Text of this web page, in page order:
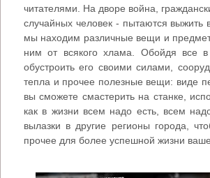
читателями. На дворе война,
случайных человек - пытаются выжить
мы находим различные вещи и
ним от всякого хлама. Обойдя все
обустроить его своими силами,
тепла и прочее полезные вещи: виде
вы сможете смастерить на станке,
как в жизни всем надо есть, всем
вылазки в другие регионы города,
прочее для более успешной жизни